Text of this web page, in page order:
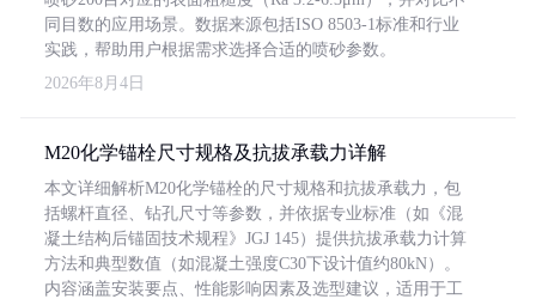
同目数的应用场景。数据来源包括ISO 8503-1标准和行业
实践，帮助用户根据需求选择合适的喷砂参数。
2026年8月4日
M20化学锚栓尺寸规格及抗拔承载力详解
本文详细解析M20化学锚栓的尺寸规格和抗拔承载力，包
括螺杆直径、钻孔尺寸等参数，并依据专业标准（如《混
凝土结构后锚固技术规程》JGJ 145）提供抗拔承载力计算
方法和典型数值（如混凝土强度C30下设计值约80kN）。
内容涵盖安装要点、性能影响因素及选型建议，适用于工